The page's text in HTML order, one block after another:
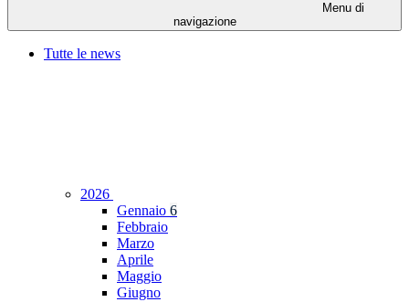
Menu di
navigazione
Tutte le news
2026
Gennaio 6
Febbraio
Marzo
Aprile
Maggio
Giugno